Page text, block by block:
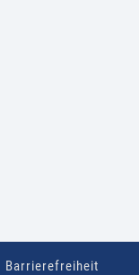
Barrierefreiheit